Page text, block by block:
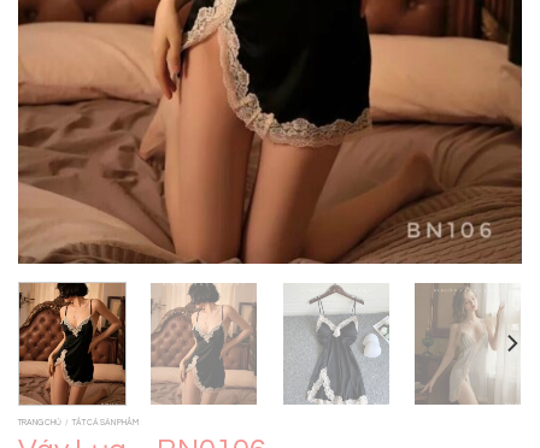
TRANG CHỦ / TẤT CẢ SẢN PHẨM